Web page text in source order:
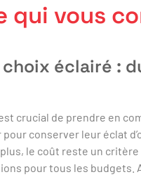
qui vous
choix éclairé :
crucial de prendre en
conserver leur éclat
le coût reste un
pour tous les